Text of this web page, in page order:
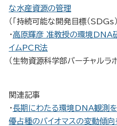
な水産資源の管理
（「持続可能な開発目標（SDGs
・高原輝彦 准教授の環境DNA
イムPCR法
（生物資源科学部バーチャルラボ
関連記事
・長期にわたる環境DNA観測
優占種のバイオマスの変動傾